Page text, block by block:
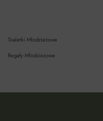
Toaletki Młodzieżowe
Regały Młodzieżowe